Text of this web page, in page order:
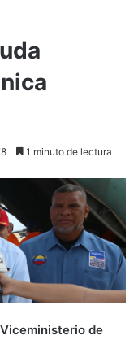
1 minuto de lectura
Viceministerio de